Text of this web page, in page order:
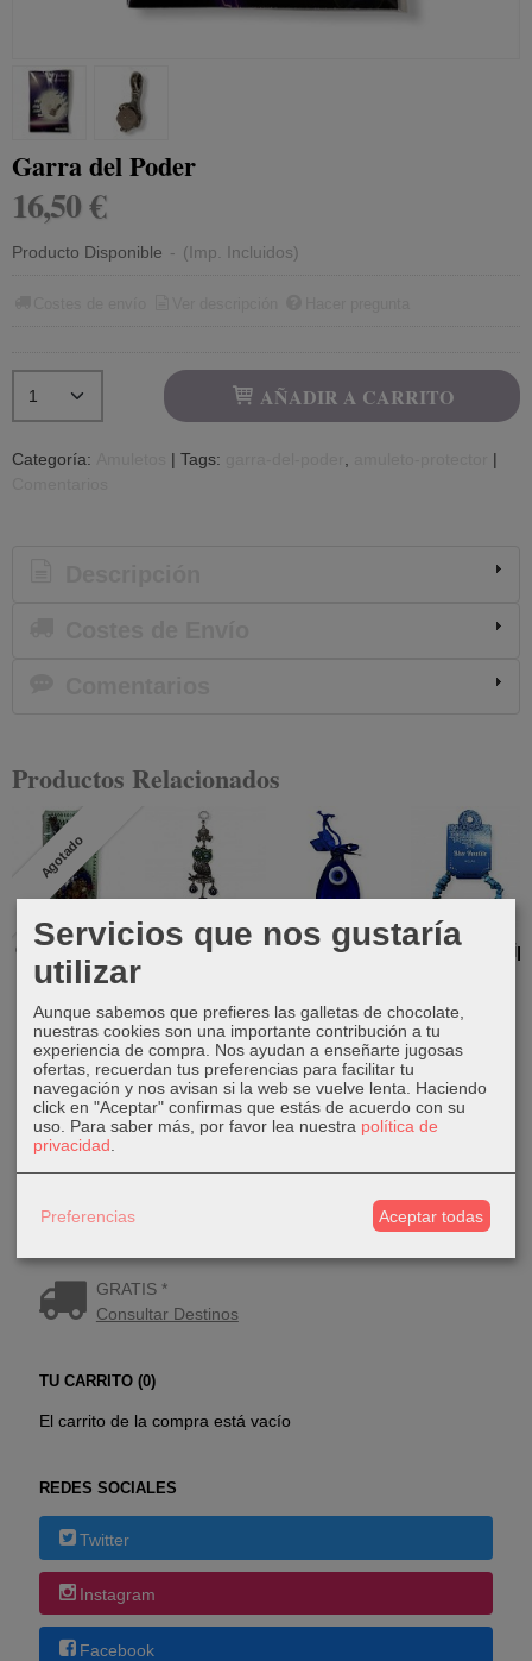
GRATIS *
Consultar Destinos
TU CARRITO (0)
El carrito de la compra está vacío
REDES SOCIALES
Twitter
Instagram
Facebook
Garra del Poder
16,50 €
Producto Disponible - (Imp. Incluidos)
AÑADIR A CARRITO
Categoría: | Tags:
|
Productos Relacionados
Agotado
Cuerno de la
abundancia
6,00 €
Colgante de
7,75 €
Ojo Turco
2,95 €
Pulsera chip
3,50 €
Servicios que nos gustaría
utilizar
Aunque sabemos que prefieres las galletas de chocolate,
nuestras cookies son una importante contribución a tu
experiencia de compra. Nos ayudan a enseñarte jugosas
ofertas, recuerdan tus preferencias para facilitar tu
navegación y nos avisan si la web se vuelve lenta. Haciendo
click en "Aceptar" confirmas que estás de acuerdo con su
uso. Para saber más, por favor lea nuestra política de
privacidad
Preferencias Aceptar todas